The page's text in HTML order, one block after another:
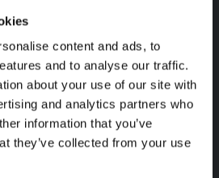
content and ads, to
and to analyse our traffic.
about your use of our site with
and analytics partners who
information that you’ve
they’ve collected from your use
POUR LES
ENREGISTRÉS !
aux utilisateurs enregistrés sur
site web.
sur l'Identifiantet profitez du
exclusif pour vous.